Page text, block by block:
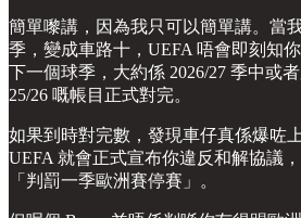
簡單嚟講，因為我只可以簡單講。當
季，變成車路十，UEFA 唔會即刻知
下一個球季，大約係 2026/27 季中或
25/26 嘅帳目正式對完。
如果到時對完數，發現車仔真係爆咗
UEFA 就會正式宣布你違反和解協議
「判罰一季歐洲賽停賽」。